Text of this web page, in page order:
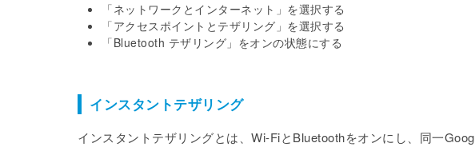
「ネットワークとインターネット」を選択する
「アクセスポイントとテザリング」を選択する
「Bluetooth テザリング」をオンの状態にする
インスタントテザリング
インスタントテザリングとは、Wi-FiとBluetoothをオンにし、同一